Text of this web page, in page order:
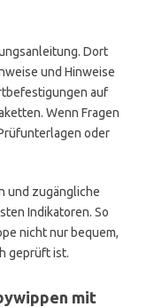
Dort
und Hinweise
auf
Wenn Fragen
oder
und zugängliche
Indikatoren. So
nicht nur bequem,
geprüft ist.
mit